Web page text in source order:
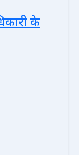
के